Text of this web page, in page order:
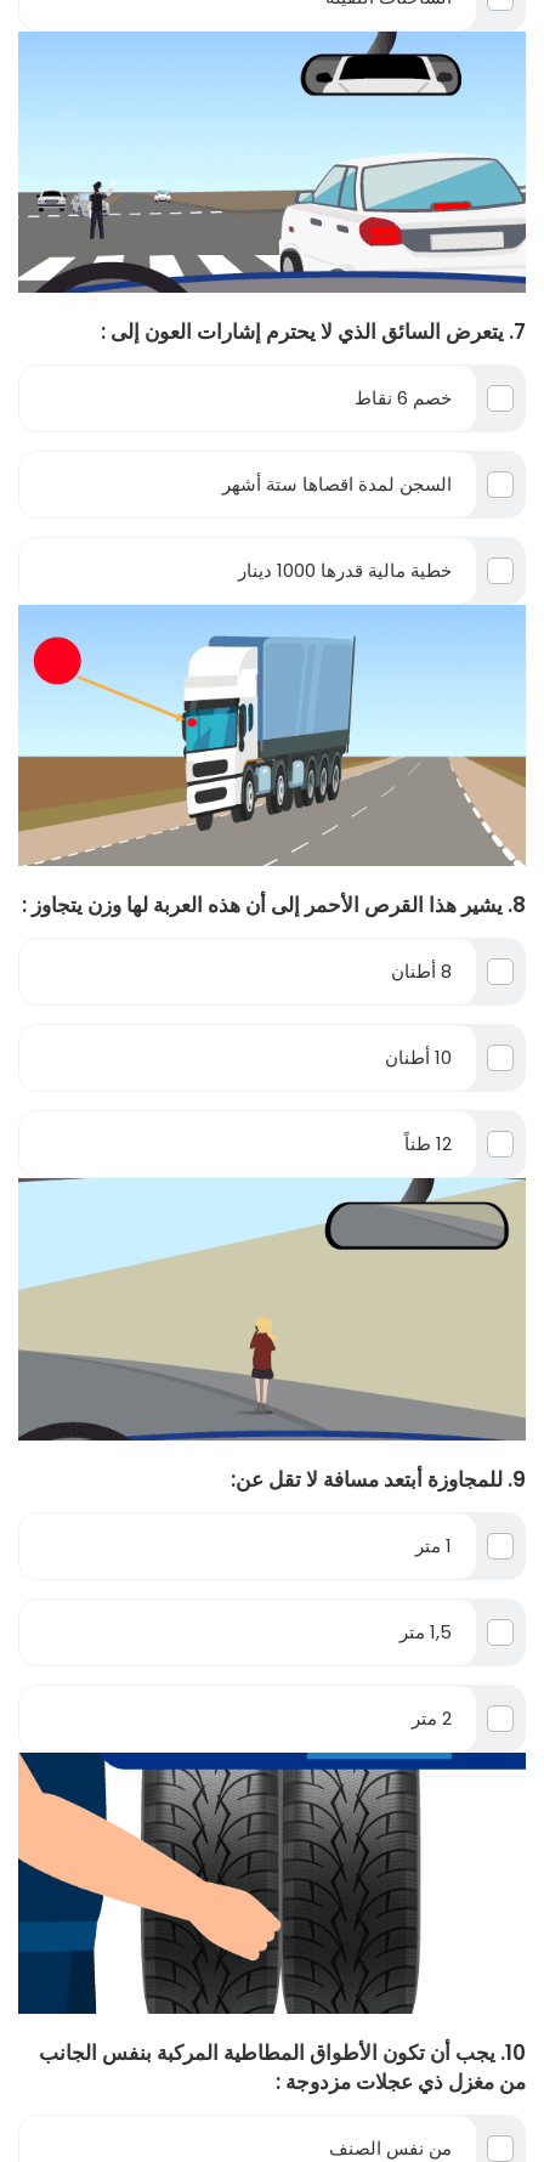
7. يتعرض السائق الذي لا يحترم إشارات العون إلى :
خصم 6 نقاط
السجن لمدة اقصاها ستة أشهر
خطية مالية قدرها 1000 دينار
8. يشير هذا القرص الأحمر إلى أن هذه العربة لها وزن يتجاوز :
8 أطنان
10 أطنان
12 طناً
9. للمجاوزة أبتعد مسافة لا تقل عن:
1 متر
1,5 متر
2 متر
10. يجب أن تكون الأطواق المطاطية المركبة بنفس الجانب
من مغزل ذي عجلات مزدوجة :
من نفس الصنف